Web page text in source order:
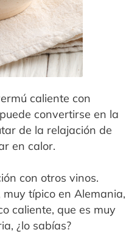
caliente con
convertirse en la
de la relajación de
en calor.
con otros vinos.
típico en Alemania,
caliente, que es muy
¿lo sabías?